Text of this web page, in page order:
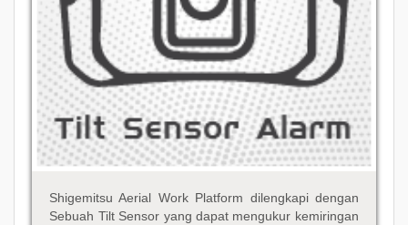
Shigemitsu Aerial Work Platform dilengkapi dengan
Sebuah Tilt Sensor yang dapat mengukur kemiringan